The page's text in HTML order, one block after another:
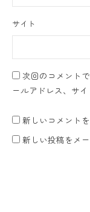
サイト
次回のコメント
ールアドレス、サイ
新しいコメント
新しい投稿をメ